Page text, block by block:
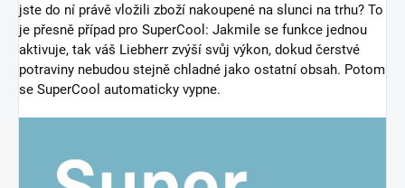
jste do ní právě vložili zboží nakoupené na slunci na trhu? To
je přesně případ pro SuperCool: Jakmile se funkce jednou
aktivuje, tak váš Liebherr zvýší svůj výkon, dokud čerstvé
potraviny nebudou stejně chladné jako ostatní obsah. Potom
se SuperCool automaticky vypne.